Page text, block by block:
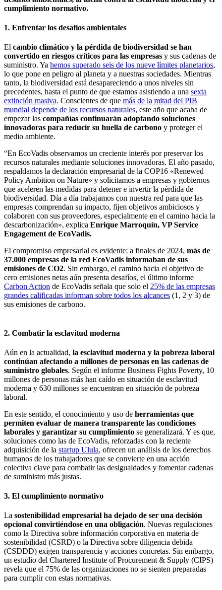
cumplimiento normativo.
1. Enfrentar los desafíos ambientales
El cambio climático y la pérdida de biodiversidad se han
convertido en riesgos críticos para las empresas y sus cadenas de
suministro. Ya hemos superado seis de los nueve límites planetarios,
lo que pone en peligro al planeta y a nuestras sociedades. Mientras
tanto, la biodiversidad está desapareciendo a unos niveles sin
precedentes, hasta el punto de que estamos asistiendo a una sexta
extinción masiva. Conscientes de que más de la mitad del PIB
mundial depende de los recursos naturales, este año que acaba de
empezar las compañías continuarán adoptando soluciones
innovadoras para reducir su huella de carbono y proteger el
medio ambiente.
“En EcoVadis observamos un creciente interés por preservar los
recursos naturales mediante soluciones innovadoras. El año pasado,
respaldamos la declaración empresarial de la COP16 «Renewed
Policy Ambition on Nature» y solicitamos a empresas y gobiernos
que aceleren las medidas para detener e invertir la pérdida de
biodiversidad. Día a día trabajamos con nuestra red para que las
empresas comprendan su impacto, fijen objetivos ambiciosos y
colaboren con sus proveedores, especialmente en el camino hacia la
descarbonización», explica Enrique Marroquín, VP Service
Engagement de EcoVadis.
El compromiso empresarial es evidente: a finales de 2024, más de
37.000 empresas de la red EcoVadis informaban de sus
emisiones de CO2. Sin embargo, el camino hacia el objetivo de
cero emisiones netas aún presenta desafíos, el último informe
Carbon Action de EcoVadis señala que solo el 25% de las empresas
grandes calificadas informan sobre todos los alcances (1, 2 y 3) de
sus emisiones de carbono.
2. Combatir la esclavitud moderna
Aún en la actualidad, la esclavitud moderna y la pobreza laboral
continúan afectando a millones de personas en las cadenas de
suministro globales. Según el informe Business Fights Poverty, 10
millones de personas más han caído en situación de esclavitud
moderna y 630 millones se encuentran en situación de pobreza
laboral.
En este sentido, el conocimiento y uso de herramientas que
permiten evaluar de manera transparente las condiciones
laborales y garantizar su cumplimiento se generalizará. Y es que,
soluciones como las de EcoVadis, reforzadas con la reciente
adquisición de la startup Ulula, ofrecen un análisis de los derechos
humanos de los trabajadores que se convierte en una acción
colectiva clave para combatir las desigualdades y fomentar cadenas
de suministro más justas.
3. El cumplimiento normativo
La sostenibilidad empresarial ha dejado de ser una decisión
opcional convirtiéndose en una obligación. Nuevas regulaciones
como la Directiva sobre información corporativa en materia de
sostenibilidad (CSRD) o la Directiva sobre diligencia debida
(CSDDD) exigen transparencia y acciones concretas. Sin embargo,
un estudio del Chartered Institute of Procurement & Supply (CIPS)
revela que el 75% de las organizaciones no se sienten preparadas
para cumplir con estas normativas.